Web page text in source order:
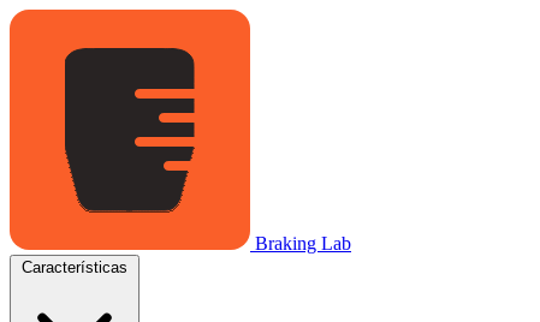
Braking Lab